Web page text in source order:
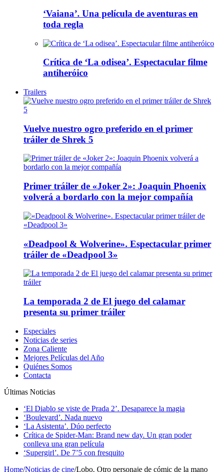
‘Vaiana’. Una película de aventuras en
toda regla
Crítica de ‘La odisea’. Espectacular filme
antiheróico
Trailers
Vuelve nuestro ogro preferido en el primer
tráiler de Shrek 5
Primer tráiler de «Joker 2»: Joaquin Phoenix
volverá a bordarlo con la mejor compañía
«Deadpool & Wolverine». Espectacular primer
tráiler de «Deadpool 3»
La temporada 2 de El juego del calamar
presenta su primer tráiler
Especiales
Noticias de series
Zona Caliente
Mejores Películas del Año
Quiénes Somos
Contacta
Últimas Noticias
‘El Diablo se viste de Prada 2’. Desaparece la magia
‘Boulevard’. Nada nuevo
‘La Asistenta’. Dúo perfecto
Crítica de Spider-Man: Brand new day. Un gran poder
conlleva una gran película
‘Supergirl’. De 7’5 con fresquito
Home/Noticias de cine/Lobo. Otro personaje de cómic de la mano